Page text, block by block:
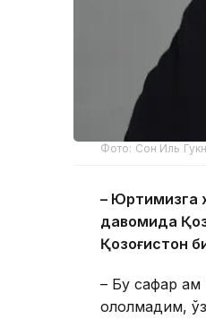
Фото: Сон Иль
– Юртимизга
давомида
Қозоғистон
– Бу сафар
ололмадим,